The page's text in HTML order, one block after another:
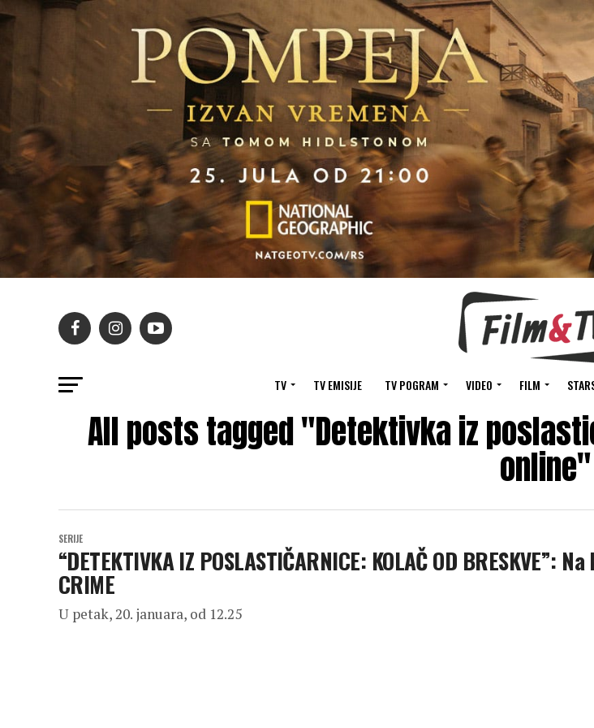
TV TV EMISIJE TV POGRAM VIDEO FILM
All posts tagged "Detektivka iz
online"
SERIJE
“DETEKTIVKA IZ POSLASTIČARNICE: KOLAČ OD BRESKVE”:
CRIME
U petak, 20. januara, od 12.25